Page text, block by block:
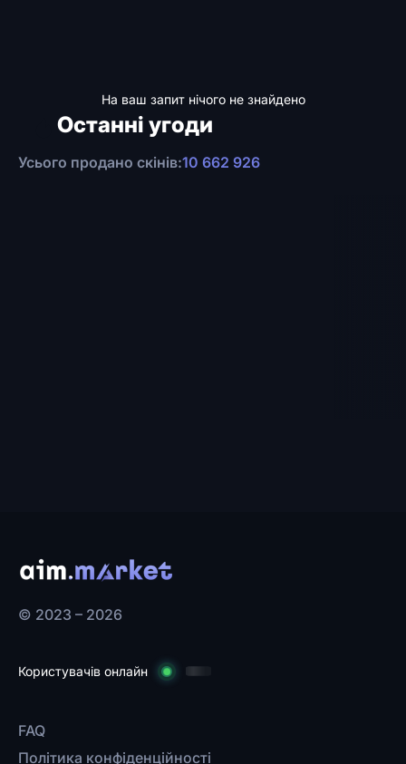
На ваш запит нічого не знайдено
Останні угоди
Усього продано скінів:10 662 926
© 2023 – 2026
Користувачів онлайн
FAQ
Політика конфіденційності